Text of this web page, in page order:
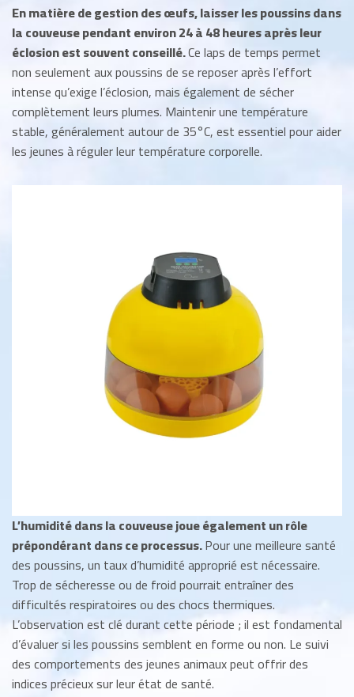
En matière de gestion des œufs, laisser les poussins dans
la couveuse pendant environ 24 à 48 heures après leur
éclosion est souvent conseillé.Ce laps de temps permet
non seulement aux poussins de se reposer après l’effort
intense qu’exige l’éclosion, mais également de sécher
complètement leurs plumes. Maintenir une température
stable, généralement autour de 35°C, est essentiel pour aider
les jeunes à réguler leur température corporelle.
L’humidité dans la couveuse joue également un rôle
prépondérant dans ce processus.Pour une meilleure santé
des poussins, un taux d’humidité approprié est nécessaire.
Trop de sécheresse ou de froid pourrait entraîner des
difficultés respiratoires ou des chocs thermiques.
L’observation est clé durant cette période ; il est fondamental
d’évaluer si les poussins semblent en forme ou non. Le suivi
des comportements des jeunes animaux peut offrir des
indices précieux sur leur état de santé.